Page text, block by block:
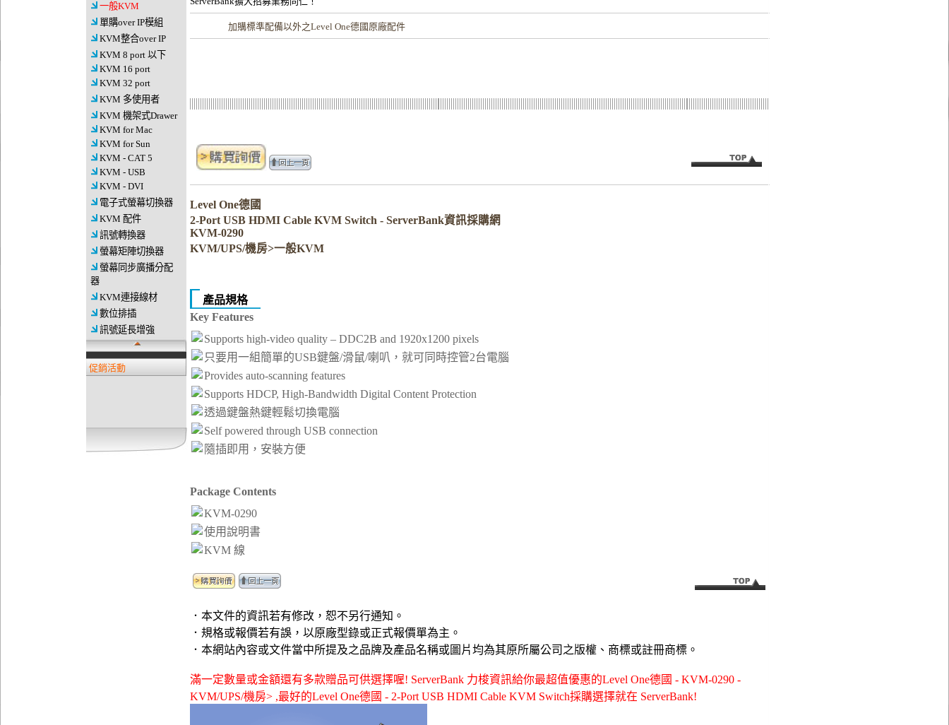
一般KVM
單購over IP模組
KVM整合over IP
KVM 8 port 以下
KVM 16 port
KVM 32 port
KVM 多使用者
KVM 機架式Drawer
KVM for Mac
KVM for Sun
KVM - CAT 5
KVM - USB
KVM - DVI
電子式螢幕切換器
KVM 配件
訊號轉換器
螢幕矩陣切換器
螢幕同步廣播分配
器
KVM連接線材
數位排插
訊號延長增強
促銷活動
加購標準配備以外之Level One德國原廠配件
Level One德國
2-Port USB HDMI Cable KVM Switch - ServerBank資訊採購網
KVM-0290
KVM/UPS/機房>一般KVM
產品規格
Key Features
Supports high-video quality – DDC2B and 1920x1200 pixels
只要用一組簡單的USB鍵盤/滑鼠/喇叭，就可同時控管2台電腦
Provides auto-scanning features
Supports HDCP, High-Bandwidth Digital Content Protection
透過鍵盤熱鍵輕鬆切換電腦
Self powered through USB connection
隨插即用，安裝方便
Package Contents
KVM-0290
使用說明書
KVM 線
．本文件的資訊若有修改，恕不另行通知。
．規格或報價若有誤，以原廠型錄或正式報價單為主。
．本網站內容或文件當中所提及之品牌及產品名稱或圖片均為其原所屬公司之版權、商標或註冊商標。
滿一定數量或金額還有多款贈品可供選擇喔! ServerBank 力梭資訊給你最超值優惠的Level One德國 - KVM-0290 -
KVM/UPS/機房> ,最好的Level One德國 - 2-Port USB HDMI Cable KVM Switch採購選擇就在 ServerBank!